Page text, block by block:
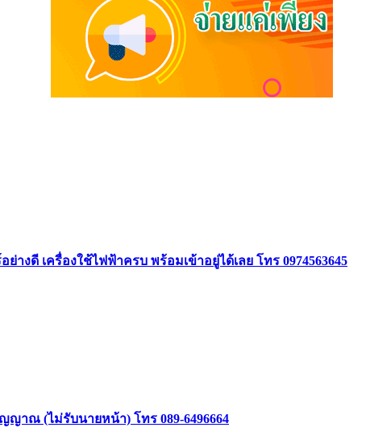
งดี เครื่องใช้ไฟฟ้าครบ พร้อมเข้าอยู่ได้เลย โทร 0974563645
ญาณ (ไม่รับนายหน้า) โทร 089-6496664